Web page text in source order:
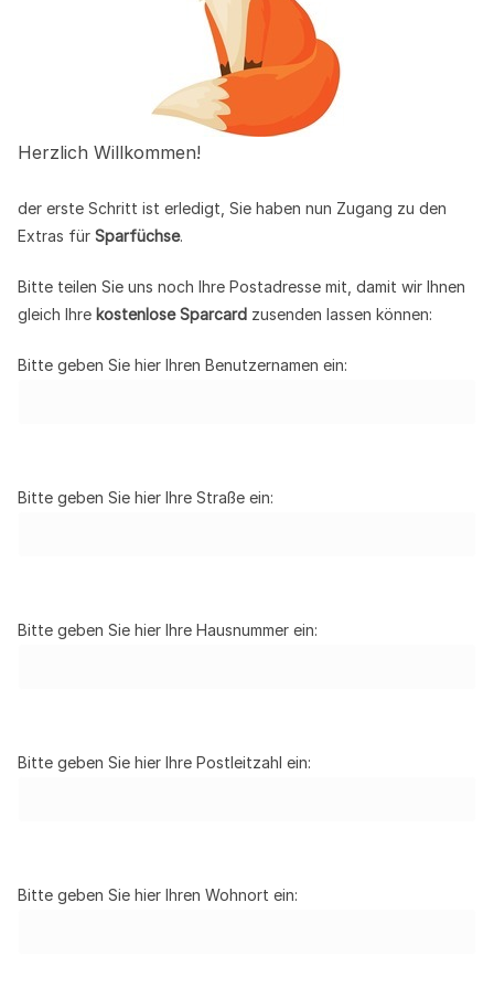
Herzlich Willkommen!
der erste Schritt ist erledigt, Sie haben nun Zugang zu den
Extras für Sparfüchse.
Bitte teilen Sie uns noch Ihre Postadresse mit, damit wir Ihnen
gleich Ihre kostenlose Sparcard zusenden lassen können:
Bitte geben Sie hier Ihren Benutzernamen ein:
Bitte geben Sie hier Ihre Straße ein:
Bitte geben Sie hier Ihre Hausnummer ein:
Bitte geben Sie hier Ihre Postleitzahl ein:
Bitte geben Sie hier Ihren Wohnort ein: